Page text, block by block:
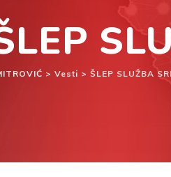
> Vesti > ŠLEP SLUŽBA